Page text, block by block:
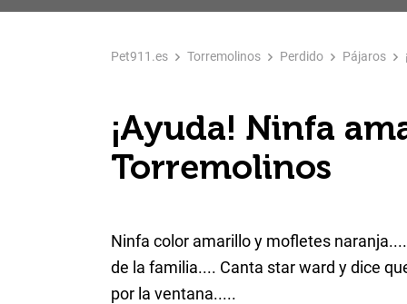
Pet911.es Torremolinos Perdido Pájaros
¡Ayuda! Ninfa
Torremolinos
Ninfa color amarillo y mofletes
de la familia.... Canta star ward y dice
por la ventana.....